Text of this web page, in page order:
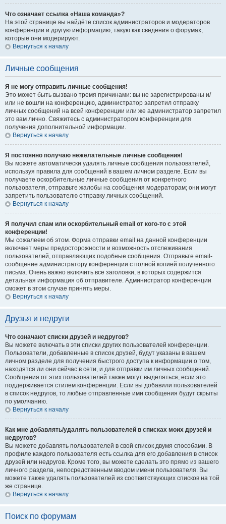
Что означает ссылка «Наша команда»?
На этой странице вы найдёте список администраторов и модераторов
конференции и другую информацию, такую как сведения о форумах,
которые они модерируют.
Вернуться к началу
Личные сообщения
Я не могу отправить личные сообщения!
Это может быть вызвано тремя причинами: вы не зарегистрированы и/
или не вошли на конференцию, администратор запретил отправку
личных сообщений на всей конференции или же администратор запретил
это вам лично. Свяжитесь с администратором конференции для
получения дополнительной информации.
Вернуться к началу
Я постоянно получаю нежелательные личные сообщения!
Вы можете автоматически удалять личные сообщения пользователей,
используя правила для сообщений в вашем личном разделе. Если вы
получаете оскорбительные личные сообщения от конкретного
пользователя, отправьте жалобы на сообщения модераторам; они могут
запретить пользователю отправку личных сообщений.
Вернуться к началу
Я получил спам или оскорбительный email от кого-то с этой
конференции!
Мы сожалеем об этом. Форма отправки email на данной конференции
включает меры предосторожности и возможность отслеживания
пользователей, отправляющих подобные сообщения. Отправьте email-
сообщение администратору конференции с полной копией полученного
письма. Очень важно включить все заголовки, в которых содержится
детальная информация об отправителе. Администратор конференции
сможет в этом случае принять меры.
Вернуться к началу
Друзья и недруги
Что означают списки друзей и недругов?
Вы можете включать в эти списки других пользователей конференции.
Пользователи, добавленные в список друзей, будут указаны в вашем
личном разделе для получения быстрого доступа к информации о том,
находятся ли они сейчас в сети, и для отправки им личных сообщений.
Сообщения от этих пользователей также могут выделяться, если это
поддерживается стилем конференции. Если вы добавили пользователей
в список недругов, то любые отправленные ими сообщения будут скрыты
по умолчанию.
Вернуться к началу
Как мне добавлять/удалять пользователей в списках моих друзей и
недругов?
Вы можете добавлять пользователей в свой список двумя способами. В
профиле каждого пользователя есть ссылка для его добавления в список
друзей или недругов. Кроме того, вы можете сделать это прямо из вашего
личного раздела, непосредственным вводом имени пользователя. Вы
можете также удалять пользователей из соответствующих списков на той
же странице.
Вернуться к началу
Поиск по форумам